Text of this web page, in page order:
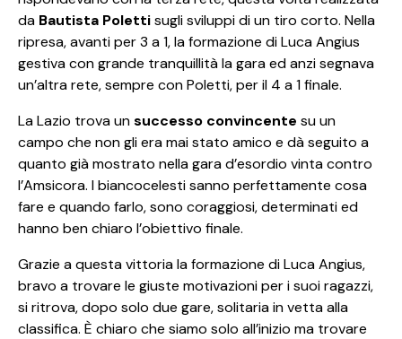
da Bautista Polettisugli sviluppi di un tiro corto. Nella
ripresa, avanti per 3 a 1, la formazione di Luca Angius
gestiva con grande tranquillità la gara ed anzi segnava
un’altra rete, sempre con Poletti, per il 4 a 1 finale.
La Lazio trova unsuccesso convincente su un
campo che non gli era mai stato amico e dà seguito a
quanto già mostrato nella gara d’esordio vinta contro
l’Amsicora. I biancocelesti sanno perfettamente cosa
fare e quando farlo, sono coraggiosi, determinati ed
hanno ben chiaro l’obiettivo finale.
Grazie a questa vittoria la formazione di Luca Angius,
bravo a trovare le giuste motivazioni per i suoi ragazzi,
si ritrova, dopo solo due gare, solitaria in vetta alla
classifica. È chiaro che siamo solo all’inizio ma trovare